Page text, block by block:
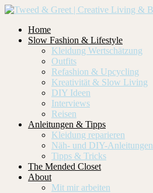
Home
Slow Fashion & Lifestyle
Kleidung Wertschätzung
Outfits
Refashion & Upcycling
Kreativität & Slow Living
DIY Ideen
Interviews
Reisen
Anleitungen & Tipps
Kleidung reparieren
Näh- und DIY-Anleitungen
Tipps & Tricks
The Mended Closet
About
Mit mir arbeiten